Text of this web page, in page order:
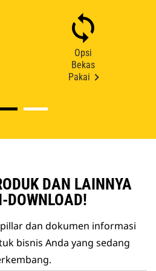
Opsi
Bekas
Pakai
DAN LAINNYA
DOWNLOAD!
dan dokumen informasi
bisnis Anda yang sedang